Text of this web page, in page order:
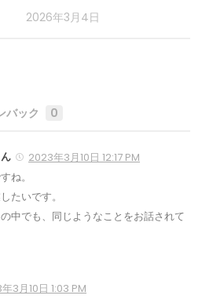
2026年3月4日
バック 0
2023年3月10日 12:17 PM
ね。
たいです。
中でも、同じようなことをお話されて
3月10日 1:03 PM